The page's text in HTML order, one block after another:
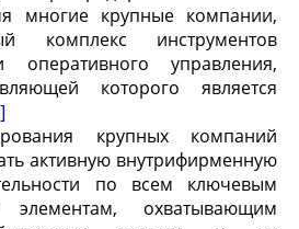
многие крупные компании,
комплекс инструментов
оперативного управления,
которого является
крупных компаний
активную внутрифирменную
по всем ключевым
охватывающим